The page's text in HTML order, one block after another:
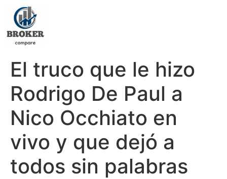
El truco que le hizo
Rodrigo De Paul a
Nico Occhiato en
vivo y que dejó a
todos sin palabras